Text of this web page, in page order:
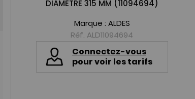
DIAMÈTRE 315 MM (11094694)
Marque : ALDES
Réf. ALD11094694
Connectez-vous
pour voir les tarifs